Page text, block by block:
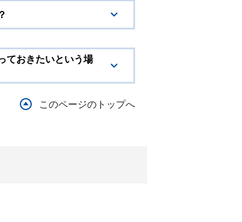
ておきたいという場
このページのトップへ